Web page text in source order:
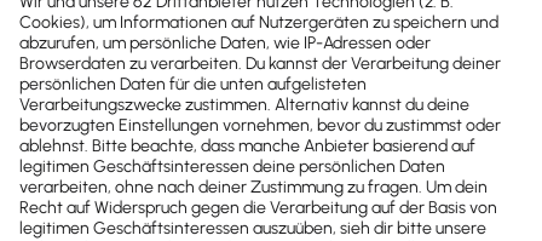
Made in Germany
Entwicklung, Hosting und Datenschutz nach
deutschen Standards – sicher, transparent und
zuverlässig.
Häufige Fragen
Antworten auf die häufigsten
Fragen zur Belegerfassung